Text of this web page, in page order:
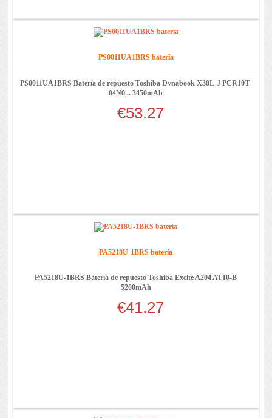
PS0011UA1BRS batería
PS0011UA1BRS Batería de repuesto Toshiba Dynabook X30L-J PCR10T-
04N0... 3450mAh
€53.27
PA5218U-1BRS batería
PA5218U-1BRS Batería de repuesto Toshiba Excite A204 AT10-B
5200mAh
€41.27